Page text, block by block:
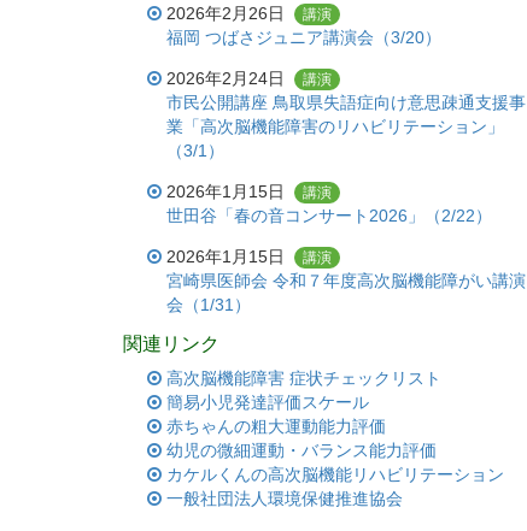
2026年2月26日 講演
福岡 つばさジュニア講演会（3/20）
2026年2月24日 講演
市民公開講座 鳥取県失語症向け意思疎通支援事
業「高次脳機能障害のリハビリテーション」
（3/1）
2026年1月15日 講演
世田谷「春の音コンサート2026」（2/22）
2026年1月15日 講演
宮崎県医師会 令和７年度高次脳機能障がい講演
会（1/31）
関連リンク
高次脳機能障害 症状チェックリスト
簡易小児発達評価スケール
赤ちゃんの粗大運動能力評価
幼児の微細運動・バランス能力評価
カケルくんの高次脳機能リハビリテーション
一般社団法人環境保健推進協会